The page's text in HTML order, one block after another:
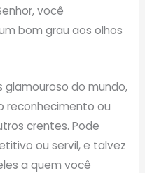
você
bom grau aos olhos
glamouroso do mundo,
reconhecimento ou
crentes. Pode
ou servil, e talvez
a quem você